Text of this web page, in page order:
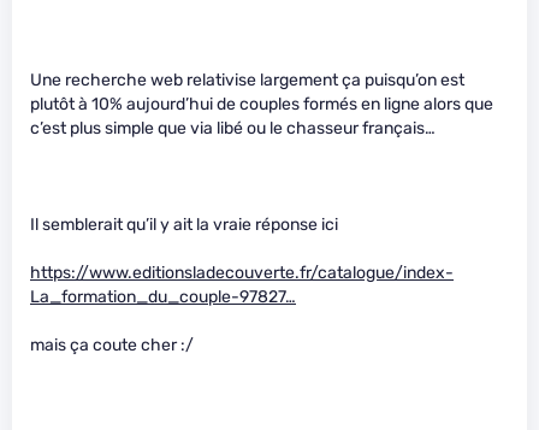
Une recherche web relativise largement ça puisqu’on est
plutôt à 10% aujourd’hui de couples formés en ligne alors que
c’est plus simple que via libé ou le chasseur français…
Il semblerait qu’il y ait la vraie réponse ici
https://www.editionsladecouverte.fr/catalogue/index-
La_formation_du_couple-97827…
mais ça coute cher :/